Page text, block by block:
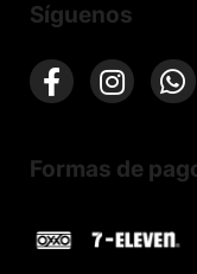
Síguenos
Formas de